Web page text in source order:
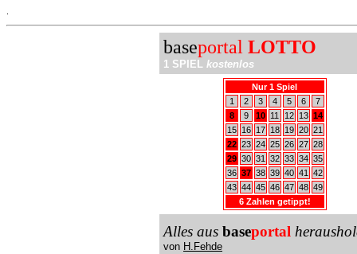
baseportal LOTTO
1 SPIEL kostenlos
Nur 1 Spiel
1
2 3 4 5 6
7
8
9 10 11 12 13 14
15
16 17 18 19 20 21
22 23 24 25 26 27 28
29 30 31 32 33 34 35
36 37 38 39 40 41
42
43 44 45 46 47 48 49
6 Zahlen getippt!
Alles aus baseportal
von H.Fehde